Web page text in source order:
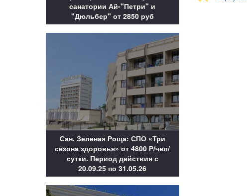
санатории Ай-"Петри" и
"Дюльбер" от 2850 руб
Сан. Зеленая Роща: СПО «Три
сезона здоровья» от 4800 Р/чел/
сутки. Период действия с
20.09.25 по 31.05.26